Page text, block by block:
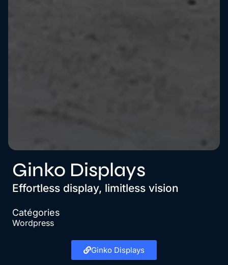
Ginko Displays
Effortless display, limitless vision
Catégories
Wordpress
Ginko Displays